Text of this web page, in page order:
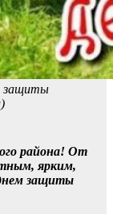
защиты
района! От
ярким,
защиты